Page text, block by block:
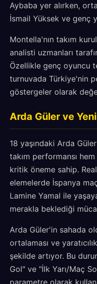
Aybaba yer alırken,
İsmail Yüksek ve genç
Montella'nın takım
analisti uzmanları
Özellikle genç oyuncu
turnuvada Türkiye'nin
göstergeler olarak
Arda Güler ve
18 yaşındaki Arda
takım performansı hem
kritik öneme sahip.
elemelerde İspanya
Lamine Yamal ile
merakla beklediği
Arda Güler'in sahada
ortalaması ve
şekilde artıyor. Bu
Gol" ve "İlk Yarı/Maç
parametre olarak